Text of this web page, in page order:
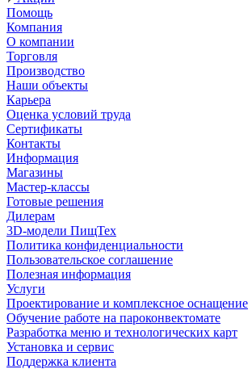
Помощь
Компания
О компании
Торговля
Производство
Наши объекты
Карьера
Оценка условий труда
Сертификаты
Контакты
Информация
Магазины
Мастер-классы
Готовые решения
Дилерам
3D-модели ПищТех
Политика конфиденциальности
Пользовательское соглашение
Полезная информация
Услуги
Проектирование и комплексное оснащение
Обучение работе на пароконвектомате
Разработка меню и технологических карт
Установка и сервис
Поддержка клиента